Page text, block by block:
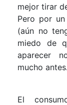
mejor tirar
Pero por
(aún no
miedo de
aparecer
mucho antes.
El